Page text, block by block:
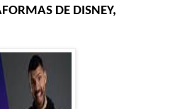
DE DISNEY,